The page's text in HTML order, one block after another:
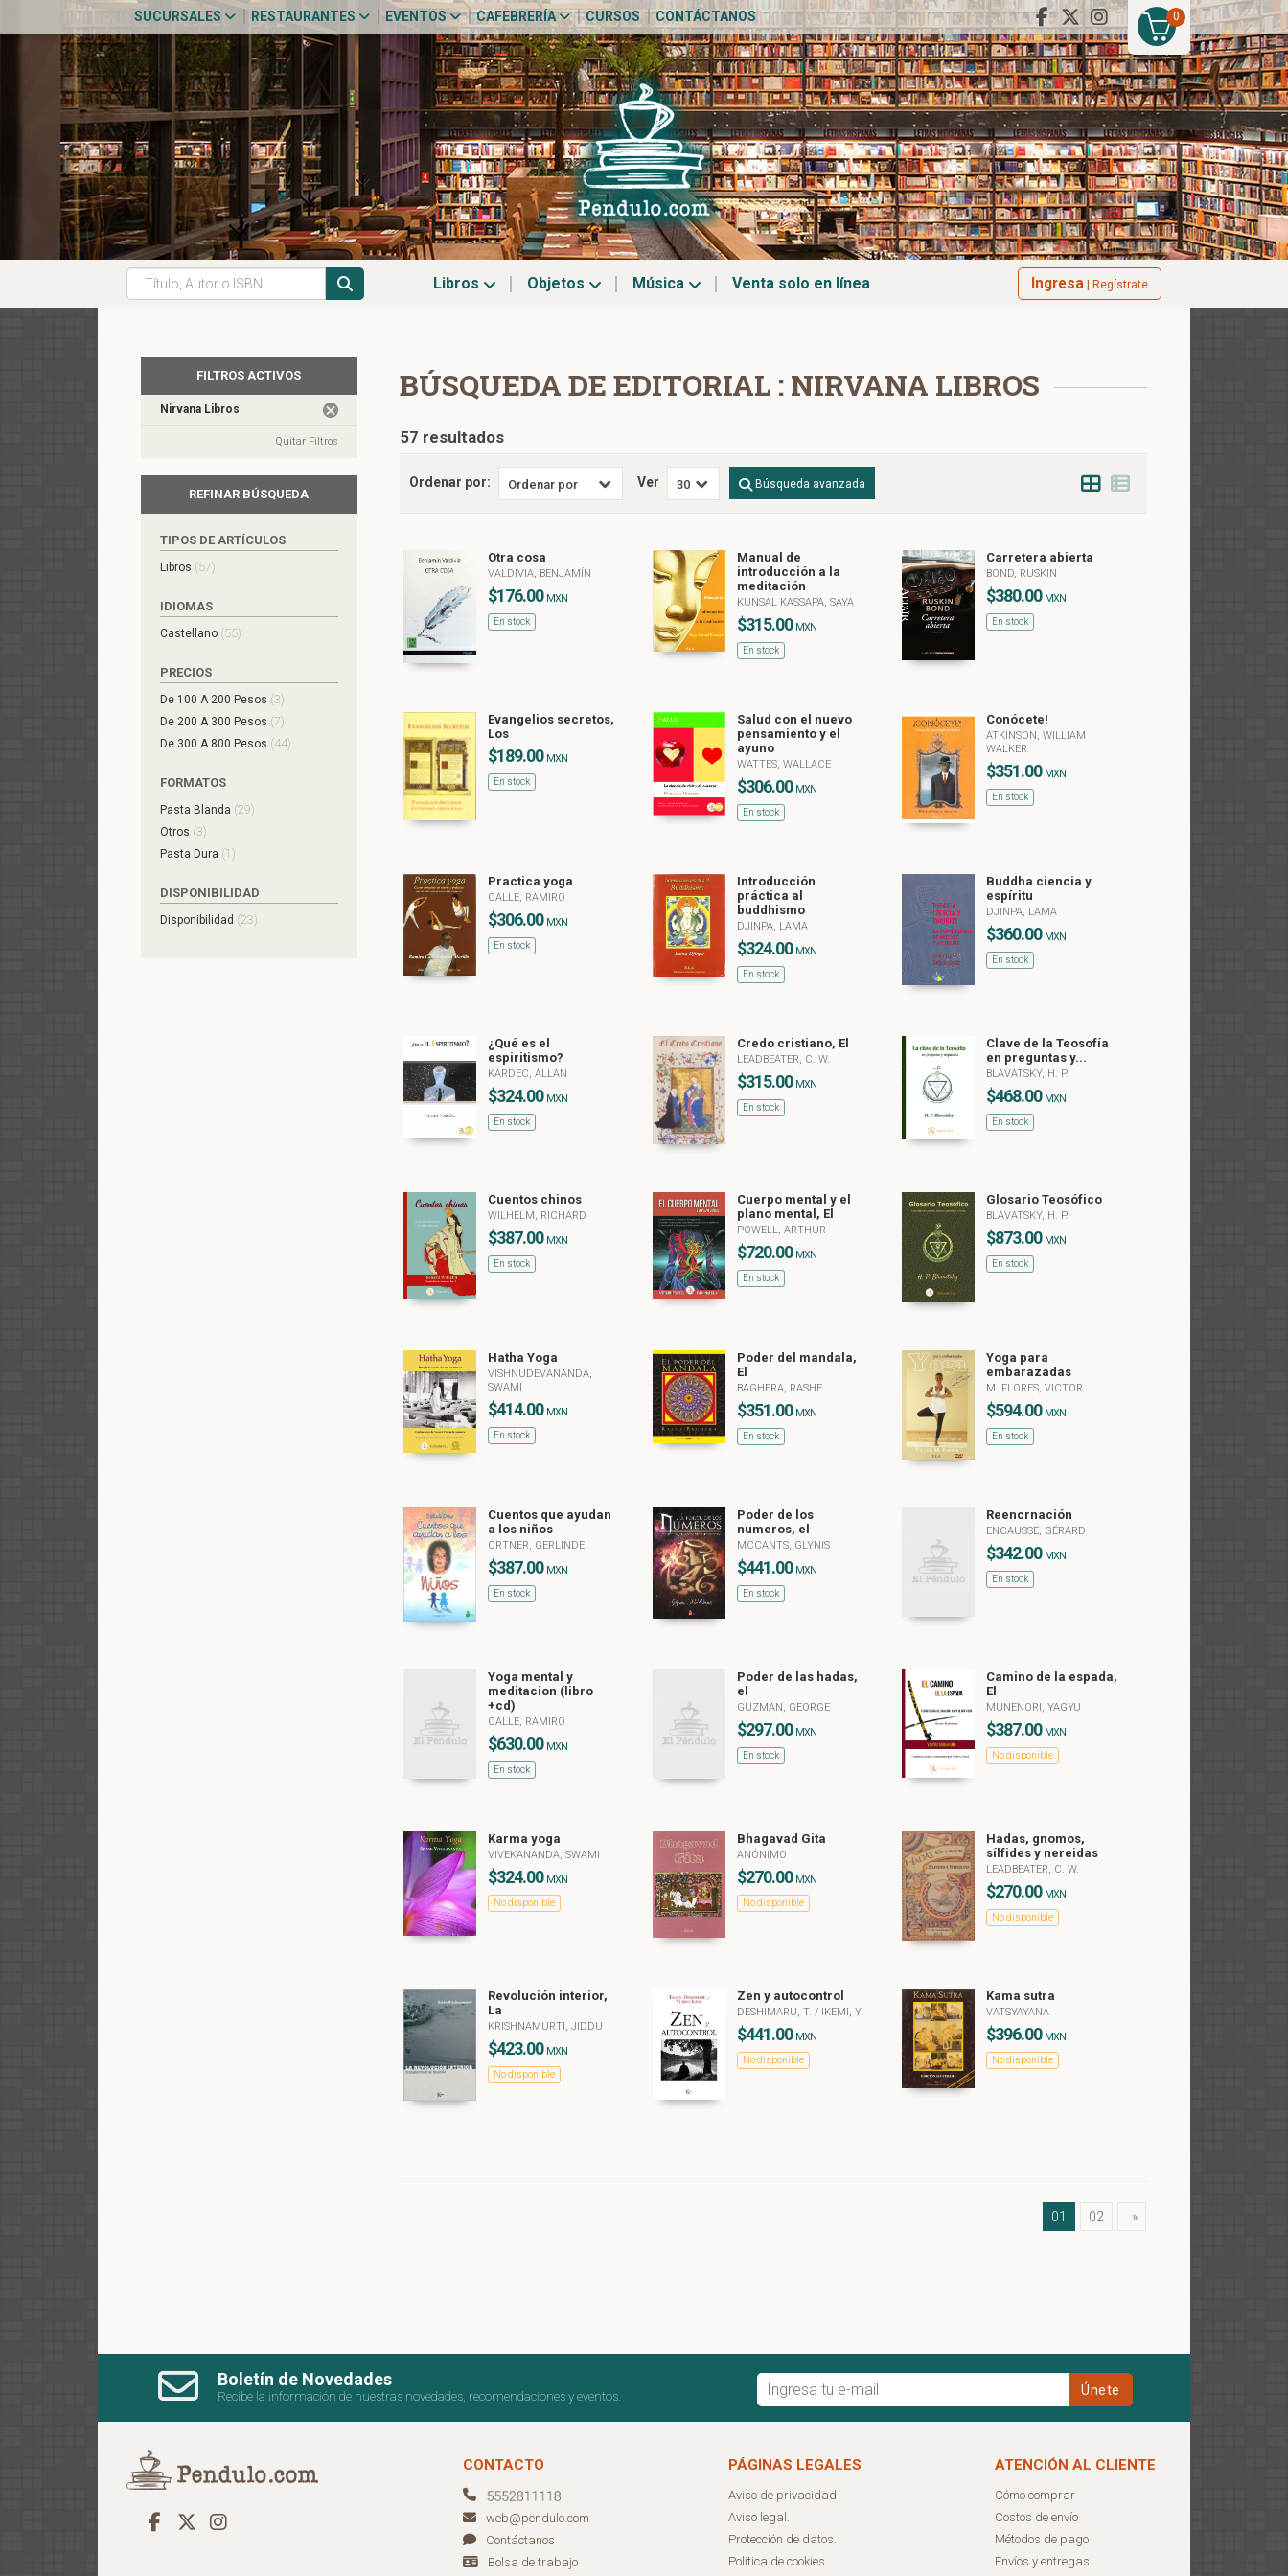
0
SUCURSALES RESTAURANTES EVENTOS CAFEBRERÍA CURSOS CONTÁCTANOS
Libros Objetos Música Venta solo en línea Ingresa | Regístrate
BÚSQUEDA DE EDITORIAL : NIRVANA LIBROS
57 resultados
Ordenar por: Ver Búsqueda avanzada
Otra cosa
VALDIVIA, BENJAMÍN
$176.00 MXN
En stock
Manual de
introducción a la
meditación
KUNSAL KASSAPA, SAYA
$315.00 MXN
En stock
Carretera abierta
BOND, RUSKIN
$380.00 MXN
En stock
Evangelios secretos,
Los
$189.00 MXN
En stock
Salud con el nuevo
pensamiento y el
ayuno
WATTES, WALLACE
$306.00 MXN
En stock
Conócete!
ATKINSON, WILLIAM
WALKER
$351.00 MXN
En stock
Practica yoga
CALLE, RAMIRO
$306.00 MXN
En stock
Introducción
práctica al
buddhismo
DJINPA, LAMA
$324.00 MXN
En stock
Buddha ciencia y
espíritu
DJINPA, LAMA
$360.00 MXN
En stock
¿Qué es el
espiritismo?
KARDEC, ALLAN
$324.00 MXN
En stock
Credo cristiano, El
LEADBEATER, C. W.
$315.00 MXN
En stock
Clave de la Teosofía
en preguntas y...
BLAVATSKY, H. P.
$468.00 MXN
En stock
Cuentos chinos
WILHELM, RICHARD
$387.00 MXN
En stock
Cuerpo mental y el
plano mental, El
POWELL, ARTHUR
$720.00 MXN
En stock
Glosario Teosófico
BLAVATSKY, H. P.
$873.00 MXN
En stock
Hatha Yoga
VISHNUDEVANANDA,
SWAMI
$414.00 MXN
En stock
Poder del mandala,
El
BAGHERA, RASHE
$351.00 MXN
En stock
Yoga para
embarazadas
M. FLORES, VICTOR
$594.00 MXN
En stock
Cuentos que ayudan
a los niños
ORTNER, GERLINDE
$387.00 MXN
En stock
Poder de los
numeros, el
MCCANTS, GLYNIS
$441.00 MXN
En stock
Reencrnación
ENCAUSSE, GÉRARD
$342.00 MXN
En stock
Yoga mental y
meditacion (libro
+cd)
CALLE, RAMIRO
$630.00 MXN
En stock
Poder de las hadas,
el
GUZMAN, GEORGE
$297.00 MXN
En stock
Camino de la espada,
El
MUNENORI, YAGYU
$387.00 MXN
No disponible
Karma yoga
VIVEKANANDA, SWAMI
$324.00 MXN
No disponible
Bhagavad Gita
ANÓNIMO
$270.00 MXN
No disponible
Hadas, gnomos,
sílfides y nereidas
LEADBEATER, C. W.
$270.00 MXN
No disponible
Revolución interior,
La
KRISHNAMURTI, JIDDU
$423.00 MXN
No disponible
Zen y autocontrol
DESHIMARU, T. / IKEMI, Y.
$441.00 MXN
No disponible
Kama sutra
VATSYAYANA
$396.00 MXN
No disponible
01 02 »
FILTROS ACTIVOS
Nirvana Libros
Quitar Filtros
REFINAR BÚSQUEDA
TIPOS DE ARTÍCULOS
Libros (57)
IDIOMAS
Castellano (55)
PRECIOS
De 100 A 200 Pesos (3)
De 200 A 300 Pesos (7)
De 300 A 800 Pesos (44)
FORMATOS
Pasta Blanda (29)
Otros (3)
Pasta Dura (1)
DISPONIBILIDAD
Disponibilidad (23)
Boletín de Novedades
Recibe la información de nuestras novedades, recomendaciones y eventos.
CONTACTO
web@pendulo.com
Contáctanos
Bolsa de trabajo
PÁGINAS LEGALES
Aviso de privacidad
Aviso legal.
Protección de datos.
Política de cookies
ATENCIÓN AL CLIENTE
Cómo comprar
Costos de envío
Métodos de pago
Envíos y entregas